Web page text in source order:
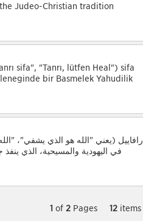
Judeo-Christian tradition
şifa", "Tanrı, lütfen Heal") şifa
bir Başmelek Yahudilik
رافاييل (يعني "الله هو الذي يشفي"،
في اليهودية والمسيحية، الذي
1 of 2 Pages 12 items